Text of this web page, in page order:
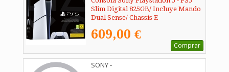
Slim Digital 825GB/ Incluye Mando
Dual Sense/ Chassis E
609,00 €
Comprar
SONY -